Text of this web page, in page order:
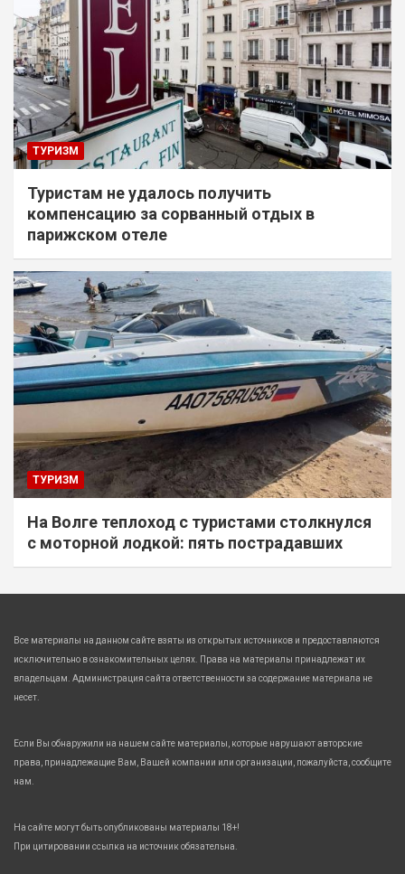
ТУРИЗМ
Туристам не удалось получить
компенсацию за сорванный отдых в
парижском отеле
ТУРИЗМ
На Волге теплоход с туристами столкнулся
с моторной лодкой: пять пострадавших
Все материалы на данном сайте взяты из открытых источников и предоставляются
исключительно в ознакомительных целях. Права на материалы принадлежат их
владельцам. Администрация сайта ответственности за содержание материала не
несет.
Если Вы обнаружили на нашем сайте материалы, которые нарушают авторские
права, принадлежащие Вам, Вашей компании или организации, пожалуйста, сообщите
нам.
На сайте могут быть опубликованы материалы 18+!
При цитировании ссылка на источник обязательна.